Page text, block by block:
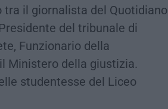
tra il giornalista del Quotidiano
del tribunale di
Funzionario della
Ministero della giustizia.
studentesse del Liceo